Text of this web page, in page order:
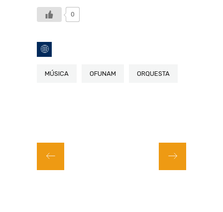
0
MÚSICA OFUNAM ORQUESTA